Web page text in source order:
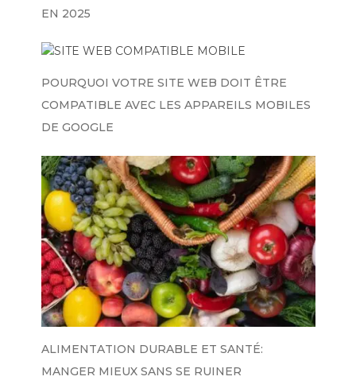
EN 2025
POURQUOI VOTRE SITE WEB DOIT ÊTRE
COMPATIBLE AVEC LES APPAREILS MOBILES
DE GOOGLE
ALIMENTATION DURABLE ET SANTÉ:
MANGER MIEUX SANS SE RUINER